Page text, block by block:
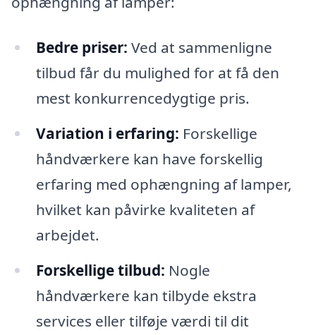
Bedre priser: Ved at sammenligne
tilbud får du mulighed for at få den
mest konkurrencedygtige pris.
Variation i erfaring: Forskellige
håndværkere kan have forskellig
erfaring med ophængning af lamper,
hvilket kan påvirke kvaliteten af
arbejdet.
Forskellige tilbud: Nogle
håndværkere kan tilbyde ekstra
services eller tilføje værdi til dit